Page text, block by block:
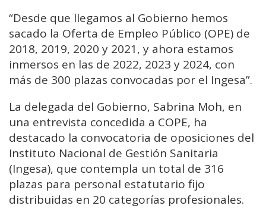
“Desde que llegamos al Gobierno hemos
sacado la Oferta de Empleo Público (OPE) de
2018, 2019, 2020 y 2021, y ahora estamos
inmersos en las de 2022, 2023 y 2024, con
más de 300 plazas convocadas por el Ingesa”.
La delegada del Gobierno, Sabrina Moh, en
una entrevista concedida a COPE, ha
destacado la convocatoria de oposiciones del
Instituto Nacional de Gestión Sanitaria
(Ingesa), que contempla un total de 316
plazas para personal estatutario fijo
distribuidas en 20 categorías profesionales.